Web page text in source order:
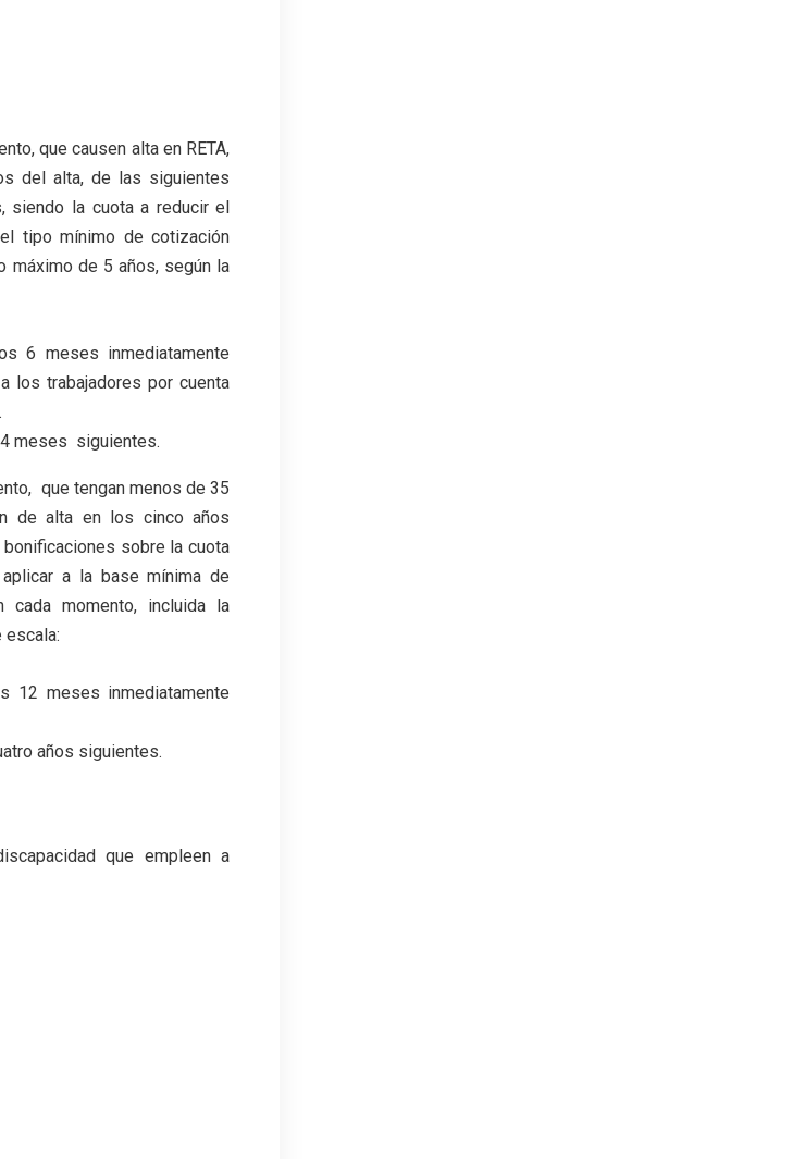
que causen alta en RETA,
del alta, de las siguientes
siendo la cuota a reducir el
tipo mínimo de cotización
máximo de 5 años, según la
6 meses inmediatamente
los trabajadores por cuenta
meses siguientes.
que tengan menos de 35
de alta en los cinco años
sobre la cuota
a la base mínima de
momento, incluida la
escala:
12 meses inmediatamente
años siguientes.
que empleen a